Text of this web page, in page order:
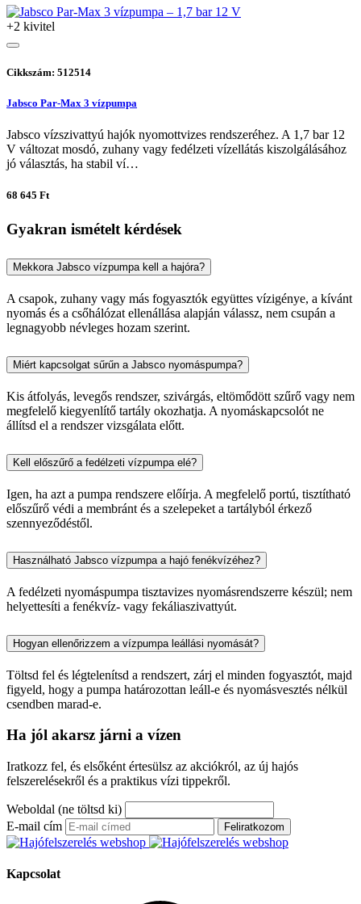
+2 kivitel
Cikkszám: 512514
Jabsco Par-Max 3 vízpumpa
Jabsco vízszivattyú hajók nyomottvizes rendszeréhez. A 1,7 bar 12
V változat mosdó, zuhany vagy fedélzeti vízellátás kiszolgálásához
jó választás, ha stabil ví…
68 645 Ft
Gyakran ismételt kérdések
Mekkora Jabsco vízpumpa kell a hajóra?
A csapok, zuhany vagy más fogyasztók együttes vízigénye, a kívánt
nyomás és a csőhálózat ellenállása alapján válassz, nem csupán a
legnagyobb névleges hozam szerint.
Miért kapcsolgat sűrűn a Jabsco nyomáspumpa?
Kis átfolyás, levegős rendszer, szivárgás, eltömődött szűrő vagy nem
megfelelő kiegyenlítő tartály okozhatja. A nyomáskapcsolót ne
állítsd el a rendszer vizsgálata előtt.
Kell előszűrő a fedélzeti vízpumpa elé?
Igen, ha azt a pumpa rendszere előírja. A megfelelő portú, tisztítható
előszűrő védi a membránt és a szelepeket a tartályból érkező
szennyeződéstől.
Használható Jabsco vízpumpa a hajó fenékvízéhez?
A fedélzeti nyomáspumpa tisztavizes nyomásrendszerre készül; nem
helyettesíti a fenékvíz- vagy fekáliaszivattyút.
Hogyan ellenőrizzem a vízpumpa leállási nyomását?
Töltsd fel és légtelenítsd a rendszert, zárj el minden fogyasztót, majd
figyeld, hogy a pumpa határozottan leáll-e és nyomásvesztés nélkül
csendben marad-e.
Ha jól akarsz járni a vízen
Iratkozz fel, és elsőként értesülsz az akciókról, az új hajós
felszerelésekről és a praktikus vízi tippekről.
Weboldal (ne töltsd ki)
E-mail cím
Feliratkozom
Kapcsolat